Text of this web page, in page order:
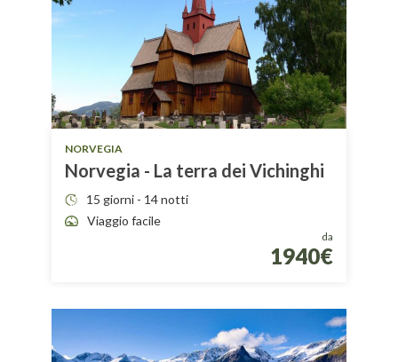
NORVEGIA
Norvegia - La terra dei Vichinghi
15 giorni - 14 notti
Viaggio facile
da
1940€